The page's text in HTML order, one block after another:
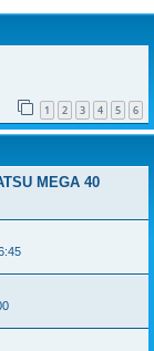
1 2 3 4 5 6
MEGA 40